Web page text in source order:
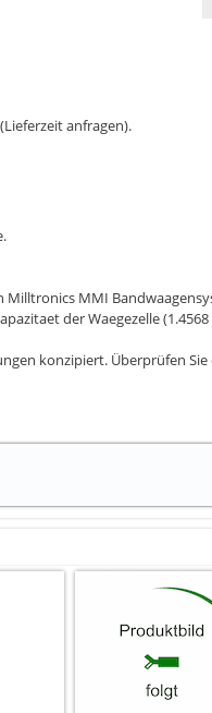
anfragen).
MMI
der Waegezelle
konzipiert. Überprüfen